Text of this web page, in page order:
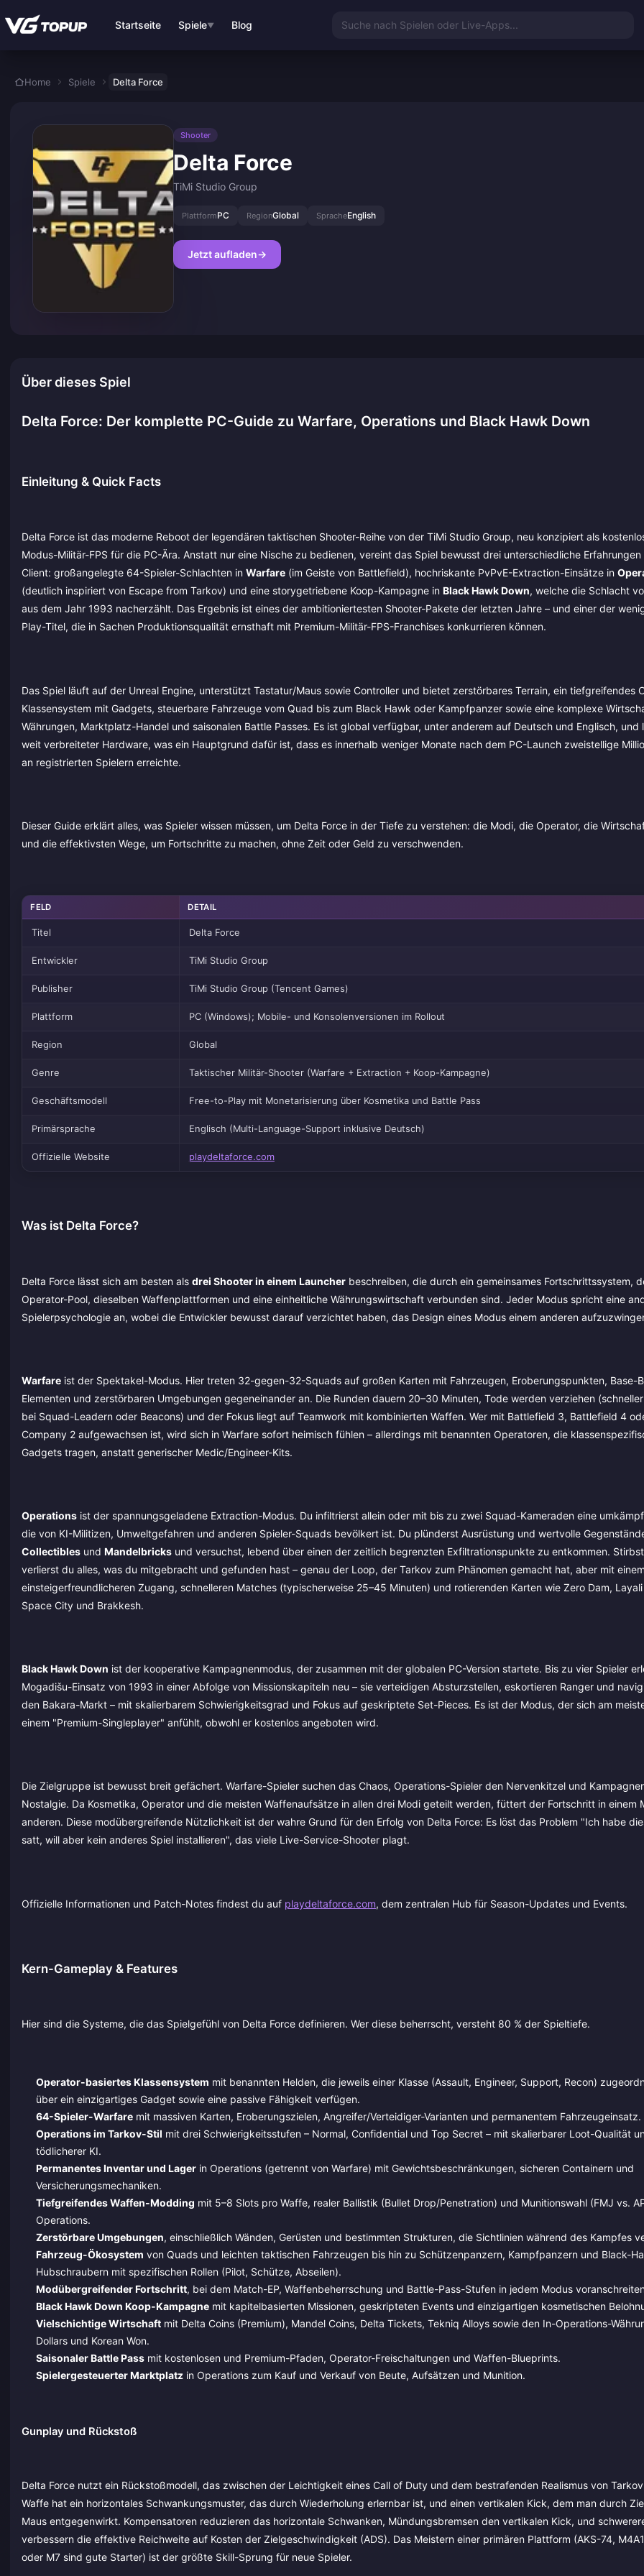
Startseite Spiele▼ Blog Suche nach Spielen oder Live-Apps...
Home Spiele Delta Force
Shooter
Delta Force
TiMi Studio Group
PlattformPC RegionGlobal SpracheEnglish
Jetzt aufladen→
Über dieses Spiel
Delta Force: Der komplette PC-Guide zu Warfare, Operations und Black Hawk Down
Einleitung & Quick Facts
Delta Force ist das moderne Reboot der legendären taktischen Shooter-Reihe von der TiMi Studio Group, neu konzipiert als
Modus-Militär-FPS für die PC-Ära. Anstatt nur eine Nische zu bedienen, vereint das Spiel bewusst drei unterschiedliche Erfahrungen
Client: großangelegte 64-Spieler-Schlachten in Warfare (im Geiste von Battlefield), hochriskante PvPvE-Extraction-Einsätze in
(deutlich inspiriert von Escape from Tarkov) und eine storygetriebene Koop-Kampagne in Black Hawk Down, welche die Schlacht
aus dem Jahr 1993 nacherzählt. Das Ergebnis ist eines der ambitioniertesten Shooter-Pakete der letzten Jahre – und einer der
Play-Titel, die in Sachen Produktionsqualität ernsthaft mit Premium-Militär-FPS-Franchises konkurrieren können.
Das Spiel läuft auf der Unreal Engine, unterstützt Tastatur/Maus sowie Controller und bietet zerstörbares Terrain, ein tiefgreifendes
Klassensystem mit Gadgets, steuerbare Fahrzeuge vom Quad bis zum Black Hawk oder Kampfpanzer sowie eine komplexe
Währungen, Marktplatz-Handel und saisonalen Battle Passes. Es ist global verfügbar, unter anderem auf Deutsch und Englisch, und
weit verbreiteter Hardware, was ein Hauptgrund dafür ist, dass es innerhalb weniger Monate nach dem PC-Launch zweistellige
an registrierten Spielern erreichte.
Dieser Guide erklärt alles, was Spieler wissen müssen, um Delta Force in der Tiefe zu verstehen: die Modi, die Operator, die
und die effektivsten Wege, um Fortschritte zu machen, ohne Zeit oder Geld zu verschwenden.
FELD DETAIL
Titel Delta Force
Entwickler TiMi Studio Group
Publisher TiMi Studio Group (Tencent Games)
Plattform PC (Windows); Mobile- und Konsolenversionen im Rollout
Region Global
Genre Taktischer Militär-Shooter (Warfare + Extraction + Koop-Kampagne)
Geschäftsmodell Free-to-Play mit Monetarisierung über Kosmetika und Battle Pass
Primärsprache Englisch (Multi-Language-Support inklusive Deutsch)
Offizielle Website playdeltaforce.com
Was ist Delta Force?
Delta Force lässt sich am besten als drei Shooter in einem Launcher beschreiben, die durch ein gemeinsames Fortschrittssystem,
Operator-Pool, dieselben Waffenplattformen und eine einheitliche Währungswirtschaft verbunden sind. Jeder Modus spricht eine
Spielerpsychologie an, wobei die Entwickler bewusst darauf verzichtet haben, das Design eines Modus einem anderen
Warfare ist der Spektakel-Modus. Hier treten 32-gegen-32-Squads auf großen Karten mit Fahrzeugen, Eroberungspunkten, Base-
Elementen und zerstörbaren Umgebungen gegeneinander an. Die Runden dauern 20–30 Minuten, Tode werden verziehen
bei Squad-Leadern oder Beacons) und der Fokus liegt auf Teamwork mit kombinierten Waffen. Wer mit Battlefield 3, Battlefield 4
Company 2 aufgewachsen ist, wird sich in Warfare sofort heimisch fühlen – allerdings mit benannten Operatoren, die
Gadgets tragen, anstatt generischer Medic/Engineer-Kits.
Operations ist der spannungsgeladene Extraction-Modus. Du infiltrierst allein oder mit bis zu zwei Squad-Kameraden eine
die von KI-Militizen, Umweltgefahren und anderen Spieler-Squads bevölkert ist. Du plünderst Ausrüstung und wertvolle
Collectibles und Mandelbricks und versuchst, lebend über einen der zeitlich begrenzten Exfiltrationspunkte zu entkommen.
verlierst du alles, was du mitgebracht und gefunden hast – genau der Loop, der Tarkov zum Phänomen gemacht hat, aber mit einem
einsteigerfreundlicheren Zugang, schnelleren Matches (typischerweise 25–45 Minuten) und rotierenden Karten wie Zero Dam, Layali
Space City und Brakkesh.
Black Hawk Down ist der kooperative Kampagnenmodus, der zusammen mit der globalen PC-Version startete. Bis zu vier Spieler
Mogadišu-Einsatz von 1993 in einer Abfolge von Missionskapiteln neu – sie verteidigen Absturzstellen, eskortieren Ranger und
den Bakara-Markt – mit skalierbarem Schwierigkeitsgrad und Fokus auf geskriptete Set-Pieces. Es ist der Modus, der sich am
einem "Premium-Singleplayer" anfühlt, obwohl er kostenlos angeboten wird.
Die Zielgruppe ist bewusst breit gefächert. Warfare-Spieler suchen das Chaos, Operations-Spieler den Nervenkitzel und
Nostalgie. Da Kosmetika, Operator und die meisten Waffenaufsätze in allen drei Modi geteilt werden, füttert der Fortschritt in einem
anderen. Diese modübergreifende Nützlichkeit ist der wahre Grund für den Erfolg von Delta Force: Es löst das Problem "Ich habe
satt, will aber kein anderes Spiel installieren", das viele Live-Service-Shooter plagt.
Offizielle Informationen und Patch-Notes findest du auf playdeltaforce.com, dem zentralen Hub für Season-Updates und Events.
Kern-Gameplay & Features
Hier sind die Systeme, die das Spielgefühl von Delta Force definieren. Wer diese beherrscht, versteht 80 % der Spieltiefe.
Operator-basiertes Klassensystem mit benannten Helden, die jeweils einer Klasse (Assault, Engineer, Support, Recon)
über ein einzigartiges Gadget sowie eine passive Fähigkeit verfügen.
64-Spieler-Warfaremit massiven Karten, Eroberungszielen, Angreifer/Verteidiger-Varianten und permanentem Fahrzeugeinsatz.
Operations im Tarkov-Stil mit drei Schwierigkeitsstufen – Normal, Confidential und Top Secret – mit skalierbarer Loot-Qualität
tödlicherer KI.
Permanentes Inventar und Lagerin Operations (getrennt von Warfare) mit Gewichtsbeschränkungen, sicheren Containern und
Versicherungsmechaniken.
Tiefgreifendes Waffen-Modding mit 5–8 Slots pro Waffe, realer Ballistik (Bullet Drop/Penetration) und Munitionswahl (FMJ vs.
Operations.
Zerstörbare Umgebungen, einschließlich Wänden, Gerüsten und bestimmten Strukturen, die Sichtlinien während des Kampfes
Fahrzeug-Ökosystem von Quads und leichten taktischen Fahrzeugen bis hin zu Schützenpanzern, Kampfpanzern und Black-
Hubschraubern mit spezifischen Rollen (Pilot, Schütze, Abseilen).
Modübergreifender Fortschritt, bei dem Match-EP, Waffenbeherrschung und Battle-Pass-Stufen in jedem Modus
Black Hawk Down Koop-Kampagnemit kapitelbasierten Missionen, geskripteten Events und einzigartigen kosmetischen
Vielschichtige Wirtschaftmit Delta Coins (Premium), Mandel Coins, Delta Tickets, Tekniq Alloys sowie den In-Operations-
Dollars und Korean Won.
Saisonaler Battle Passmit kostenlosen und Premium-Pfaden, Operator-Freischaltungen und Waffen-Blueprints.
Spielergesteuerter Marktplatzin Operations zum Kauf und Verkauf von Beute, Aufsätzen und Munition.
Gunplay und Rückstoß
Delta Force nutzt ein Rückstoßmodell, das zwischen der Leichtigkeit eines Call of Duty und dem bestrafenden Realismus von
Waffe hat ein horizontales Schwankungsmuster, das durch Wiederholung erlernbar ist, und einen vertikalen Kick, dem man durch
Maus entgegenwirkt. Kompensatoren reduzieren das horizontale Schwanken, Mündungsbremsen den vertikalen Kick, und
verbessern die effektive Reichweite auf Kosten der Zielgeschwindigkeit (ADS). Das Meistern einer primären Plattform (AKS-74,
oder M7 sind gute Starter) ist der größte Skill-Sprung für neue Spieler.